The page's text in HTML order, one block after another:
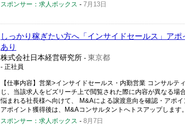
スポンサー：求人ボックス - 7月13日
しっかり稼ぎたい方へ「インサイドセールス」ア
あり
株式会社日本経営研究所 - 東京都
- 正社員
【仕事内容】営業>インサイドセールス・内勤営業 コンサル
じ、当該求人をビズリーチ上で閲覧された際に内容が異なる場
悩まれる社長様へ向けて、 M&Aによる譲渡意向を確認・アポ
アポイント獲得後は、M&Aコンサルタントへトスアップします
スポンサー：求人ボックス - 8月7日